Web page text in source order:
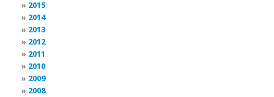
2015
2014
2013
2012
2011
2010
2009
2008